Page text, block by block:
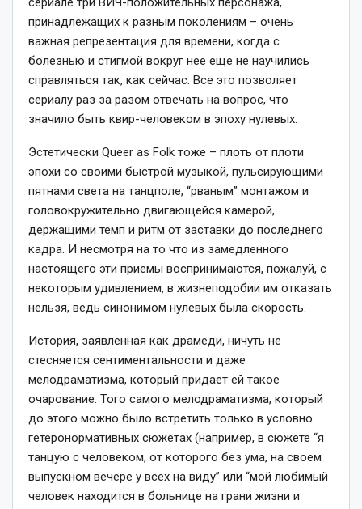
принадлежащих к разным поколениям – очень
важная репрезентация для времени, когда с
болезнью и стигмой вокруг нее еще не научились
справляться так, как сейчас. Все это позволяет
сериалу раз за разом отвечать на вопрос, что
значило быть квир-человеком в эпоху нулевых.
Эстетически Queer as Folk тоже – плоть от плоти
эпохи со своими быстрой музыкой, пульсирующими
пятнами света на танцполе, “рваным” монтажом и
головокружительно двигающейся камерой,
держащими темп и ритм от заставки до последнего
кадра. И несмотря на то что из замедленного
настоящего эти приемы воспринимаются, пожалуй, с
некоторым удивлением, в жизнеподобии им отказать
нельзя, ведь синонимом нулевых была скорость.
История, заявленная как драмеди, ничуть не
стесняется сентиментальности и даже
мелодраматизма, который придает ей такое
очарование. Того самого мелодраматизма, который
до этого можно было встретить только в условно
гетеронормативных сюжетах (например, в сюжете “я
танцую с человеком, от которого без ума, на своем
выпускном вечере у всех на виду” или “мой любимый
человек находится в больнице на грани жизни и